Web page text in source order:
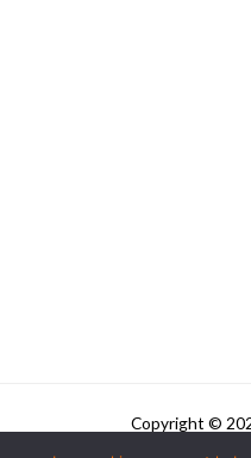
Copyright ©